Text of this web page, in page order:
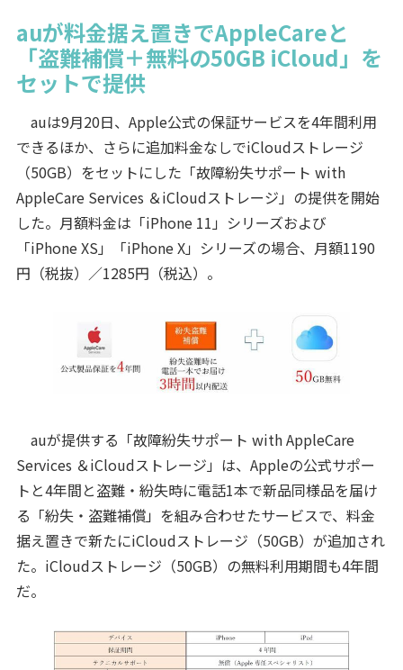
auが料金据え置きでAppleCareと
「盗難補償＋無料の50GB iCloud」を
セットで提供
auは9月20日、Apple公式の保証サービスを4年間利用
できるほか、さらに追加料金なしでiCloudストレージ
（50GB）をセットにした「故障紛失サポート with
AppleCare Services ＆iCloudストレージ」の提供を開始
した。月額料金は「iPhone 11」シリーズおよび
「iPhone XS」「iPhone X」シリーズの場合、月額1190
円（税抜）／1285円（税込）。
auが提供する「故障紛失サポート with AppleCare
Services ＆iCloudストレージ」は、Appleの公式サポー
トと4年間と盗難・紛失時に電話1本で新品同様品を届け
る「紛失・盗難補償」を組み合わせたサービスで、料金
据え置きで新たにiCloudストレージ（50GB）が追加され
た。iCloudストレージ（50GB）の無料利用期間も4年間
だ。